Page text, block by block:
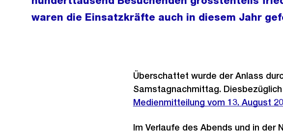
waren die Einsatzkräfte auch in diesem Jahr
Überschattet wurde der Anlass
Samstagnachmittag.
Medienmitteilung vom 13. August
Im Verlaufe des Abends und in der